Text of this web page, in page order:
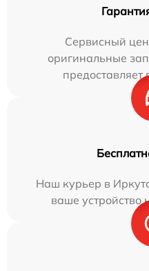
Сервисный
оригинальные
предоставляет
Наш курьер в
ваше устройство